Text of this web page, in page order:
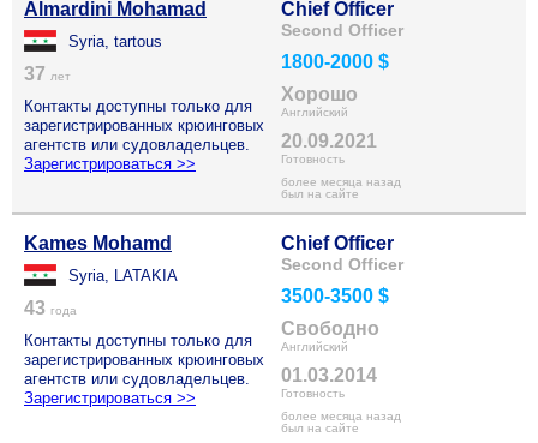
Almardini Mohamad
Syria, tartous
37 лет
Контакты доступны только для
зарегистрированных крюинговых
агентств или судовладельцев.
Зарегистрироваться >>
Chief Officer
Second Officer
1800-2000 $
Хорошо
Английский
20.09.2021
Готовность
более месяца назад
был на сайте
Kames Mohamd
Syria, LATAKIA
43 года
Контакты доступны только для
зарегистрированных крюинговых
агентств или судовладельцев.
Зарегистрироваться >>
Chief Officer
Second Officer
3500-3500 $
Свободно
Английский
01.03.2014
Готовность
более месяца назад
был на сайте